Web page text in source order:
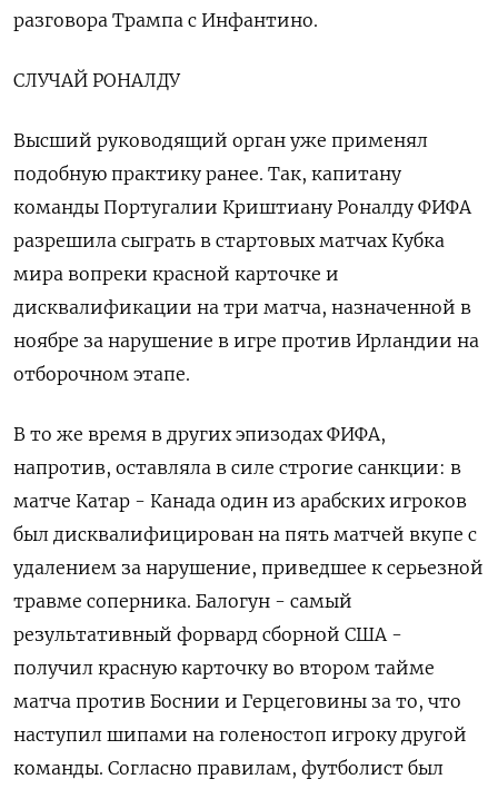
разговора ‌Трампа с Инфантино.
СЛУЧАЙ РОНАЛДУ
Высший руководящий орган уже применял
подобную практику ранее. Так, капитану
команды Португалии Криштиану Роналду ФИФА
разрешила ​сыграть в стартовых матчах Кубка
мира вопреки красной карточке и
дисквалификации на три матча, назначенной в
‌ноябре за нарушение в игре против Ирландии на
отборочном этапе.
В то же время в других эпизодах ​ФИФА,
напротив, оставляла в силе строгие санкции: в
матче Катар - Канада один из арабских игроков
был дисквалифицирован на ‌пять матчей вкупе с
удалением за нарушение, приведшее к серьезной
травме соперника. Балогун - самый
результативный форвард сборной США -
получил красную карточку во втором тайме
матча против Боснии и Герцеговины за то, ​что
наступил шипами на голеностоп ​игроку другой
команды. Согласно правилам, ‌футболист был